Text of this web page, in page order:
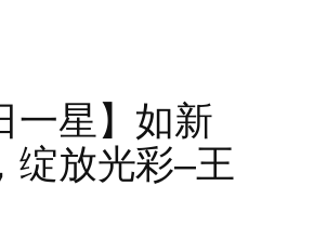
一星】如新
绽放光彩–王